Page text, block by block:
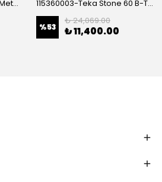
Opal Um-86 Granit Eviye Metallic Black 115360003-Teka Stone 60 B-TG Metallic Black Granit Eviye
%53
₺ 24,069.00
₺ 11,400.00